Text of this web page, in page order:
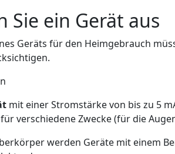
Sie ein Gerät aus
Geräts für den Heimgebrauch
mit einer Stromstärke von bis zu 5
verschiedene Zwecke (für die
werden Geräte mit einem